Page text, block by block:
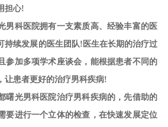
担心!
科医院拥有一支素质高、经验丰富的医
持续发展的医生团队!医生在长期的治疗过
参加多项学术座谈会，能根据患者不同的
让患者更好的治疗男科疾病!
光男科医院治疗男科疾病的，先借助的
要进行一个立体的检查，在快速发展定位